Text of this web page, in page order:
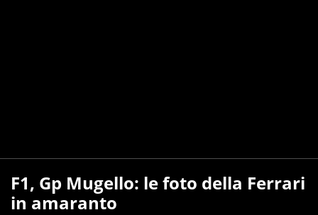
F1, Gp Mugello: le foto della Ferrari
in amaranto